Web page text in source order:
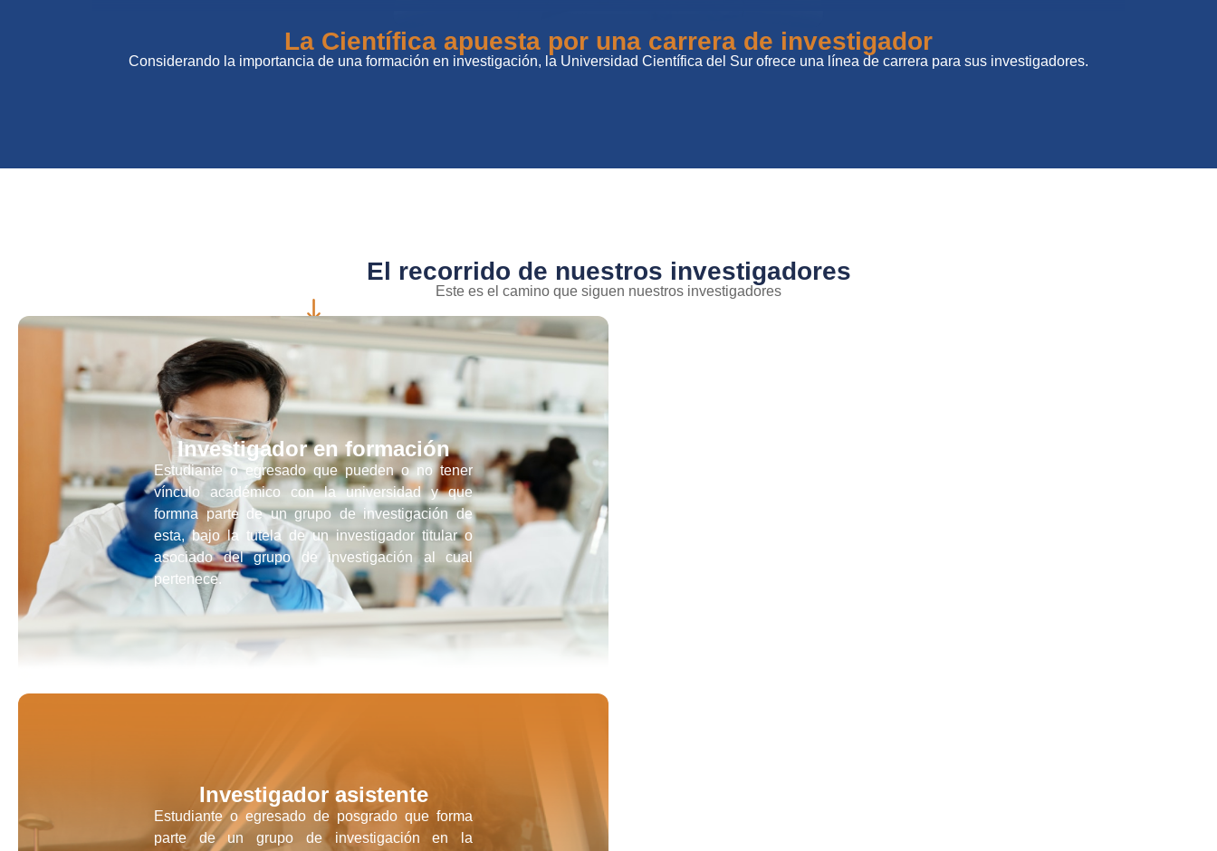
La Científica apuesta por una carrera de investigador
Considerando la importancia de una formación en investigación, la Universidad Científica del Sur ofrece una línea de carrera para sus investigadores.
El recorrido de nuestros investigadores
Este es el camino que siguen nuestros investigadores
Investigador en formación
Estudiante o egresado que pueden o no tener
vínculo académico con la universidad y que
formna parte de un grupo de investigación de
esta, bajo la tutela de un investigador titular o
asociado del grupo de investigación al cual
pertenece.
Investigador asistente
Estudiante o egresado de posgrado que forma
parte de un grupo de investigación en la